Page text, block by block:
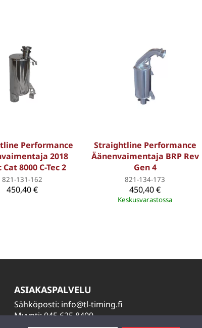
Performance
2018
8000 C-Tec 2
821-131-162
450,40 €
Straightline Performance
Äänenvaimentaja BRP Rev
Gen 4
821-134-173
450,40 €
Keskusvarastossa
ASIAKASPALVELU
Sähköposti: info@tl-timing.fi
Myynti: 045 625 8400